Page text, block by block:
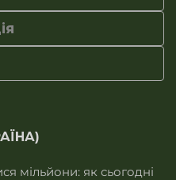
мільйони: як сьогодні